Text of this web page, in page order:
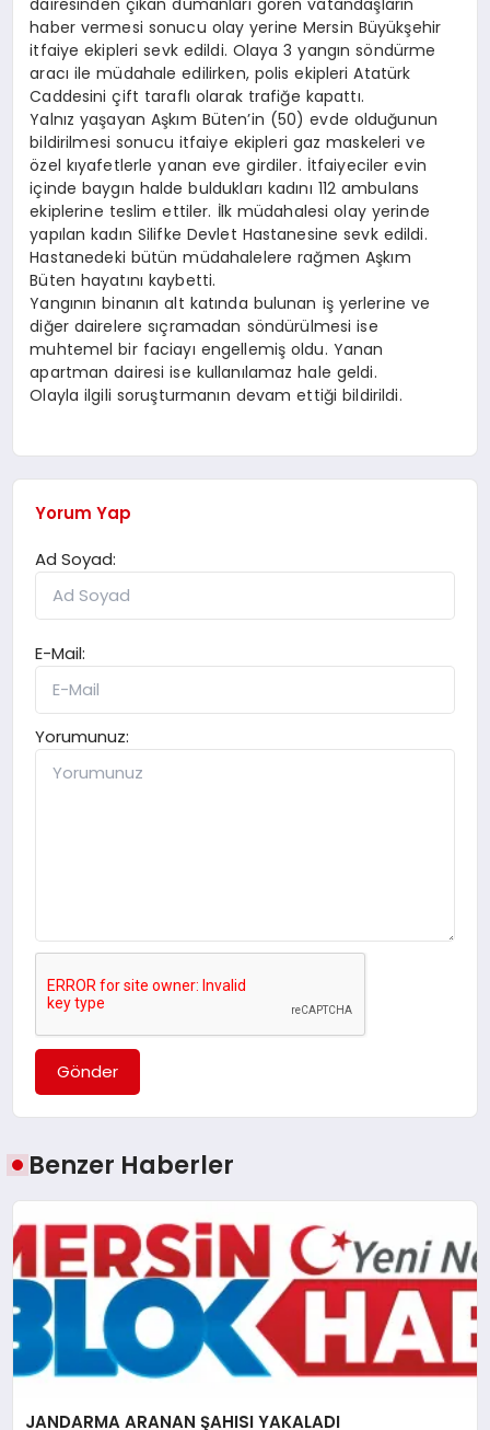
dairesinden çıkan dumanları gören vatandaşların
haber vermesi sonucu olay yerine Mersin Büyükşehir
itfaiye ekipleri sevk edildi. Olaya 3 yangın söndürme
aracı ile müdahale edilirken, polis ekipleri Atatürk
Caddesini çift taraflı olarak trafiğe kapattı.
Yalnız yaşayan Aşkım Büten’in (50) evde olduğunun
bildirilmesi sonucu itfaiye ekipleri gaz maskeleri ve
özel kıyafetlerle yanan eve girdiler. İtfaiyeciler evin
içinde baygın halde buldukları kadını 112 ambulans
ekiplerine teslim ettiler. İlk müdahalesi olay yerinde
yapılan kadın Silifke Devlet Hastanesine sevk edildi.
Hastanedeki bütün müdahalelere rağmen Aşkım
Büten hayatını kaybetti.
Yangının binanın alt katında bulunan iş yerlerine ve
diğer dairelere sıçramadan söndürülmesi ise
muhtemel bir faciayı engellemiş oldu. Yanan
apartman dairesi ise kullanılamaz hale geldi.
Olayla ilgili soruşturmanın devam ettiği bildirildi.
Yorum Yap
Ad Soyad:
E-Mail:
Yorumunuz:
Gönder
Benzer Haberler
JANDARMA ARANAN ŞAHISI YAKALADI